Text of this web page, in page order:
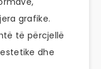
grafike.
të përcjellë
dhe